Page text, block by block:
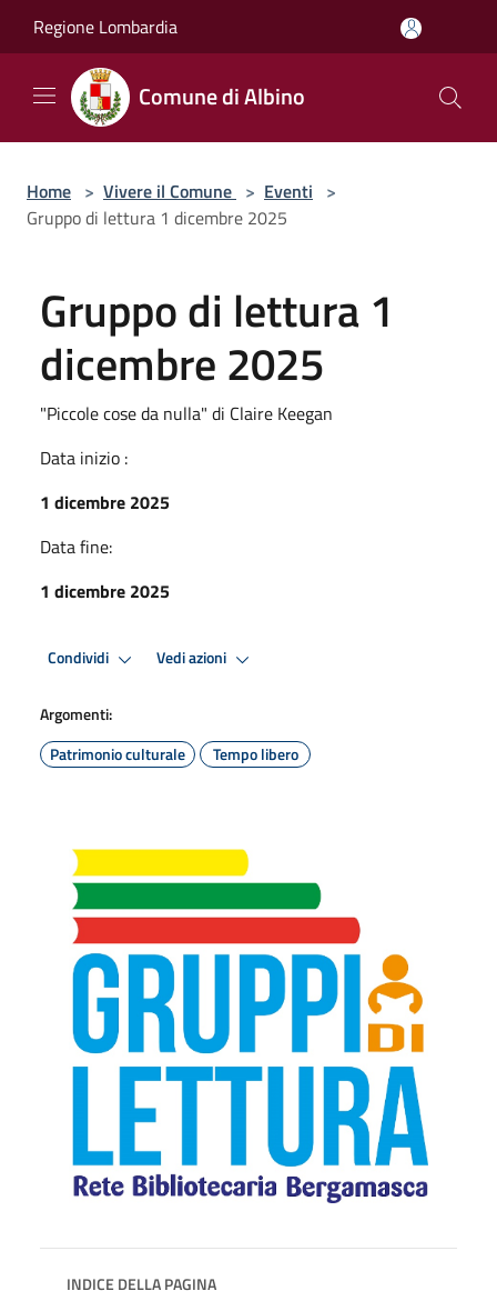
Regione Lombardia
Comune di Albino
Home > Vivere il Comune > Eventi >
Gruppo di lettura 1 dicembre 2025
Gruppo di lettura 1
dicembre 2025
"Piccole cose da nulla" di Claire Keegan
Data inizio :
1 dicembre 2025
Data fine:
1 dicembre 2025
Condividi Vedi azioni
Argomenti:
Patrimonio culturale
Tempo libero
INDICE DELLA PAGINA